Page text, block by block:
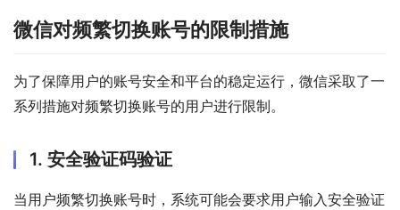
微信对频繁切换账号的限制措施
为了保障用户的账号安全和平台的稳定运行，微信采取了一
系列措施对频繁切换账号的用户进行限制。
1. 安全验证码验证
当用户频繁切换账号时，系统可能会要求用户输入安全验证